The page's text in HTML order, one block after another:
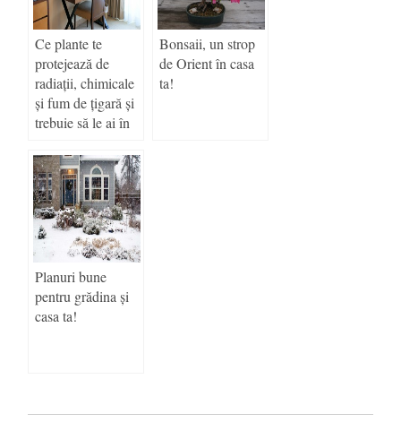
Ce plante te
protejează de
radiații, chimicale
și fum de țigară și
trebuie să le ai în
Bonsaii, un strop
de Orient în casa
ta!
Planuri bune
pentru grădina și
casa ta!